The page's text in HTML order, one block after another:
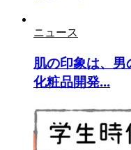
ニュース
肌の印象は、
化粧品開発...